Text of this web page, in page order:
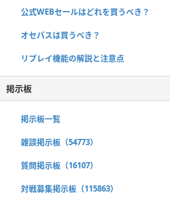
公式WEBセールはどれを買うべき？
オセパスは買うべき？
リプレイ機能の解説と注意点
掲示板
掲示板一覧
雑談掲示板（54773）
質問掲示板（16107）
対戦募集掲示板（115863）